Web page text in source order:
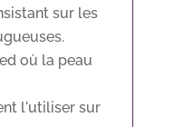
sur les
où la peau
l'utiliser sur